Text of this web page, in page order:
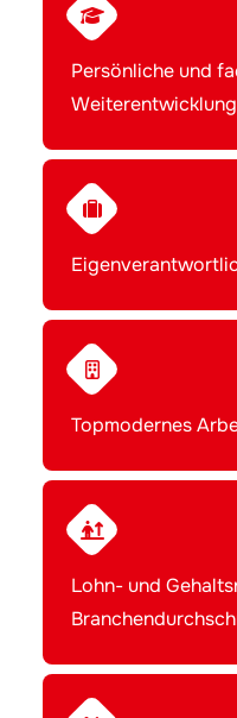
Persönliche und
Weiterentwicklung
Topmodernes
Lohn- und